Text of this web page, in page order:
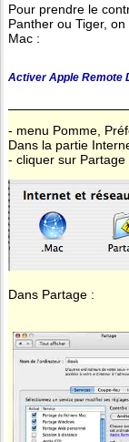
Pour prendre le
Panther ou Tiger,
Mac :
Activer Apple Remote
- menu Pomme,
Dans la partie
- cliquer sur Partage
Dans Partage :